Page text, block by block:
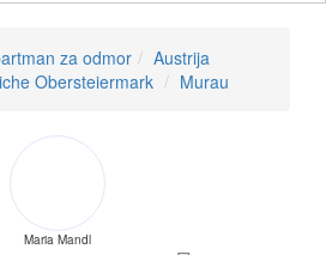
za odmor
Austrija
Obersteiermark Murau
Maria Mandl